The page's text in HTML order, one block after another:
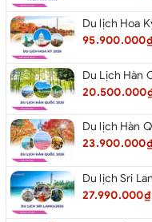
95.900.000₫
23.900.000₫
27.990.000₫